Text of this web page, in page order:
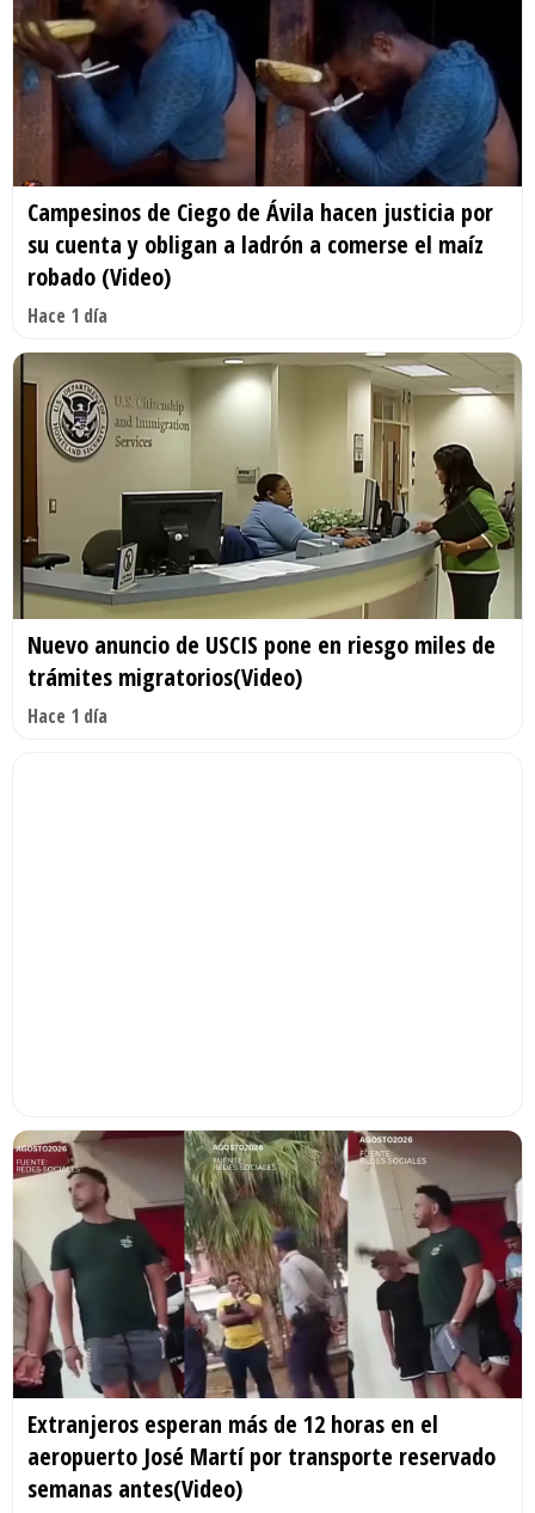
Campesinos de Ciego de Ávila hacen justicia por
su cuenta y obligan a ladrón a comerse el maíz
robado (Video)
Hace 1 día
Nuevo anuncio de USCIS pone en riesgo miles de
trámites migratorios(Video)
Hace 1 día
Extranjeros esperan más de 12 horas en el
aeropuerto José Martí por transporte reservado
semanas antes(Video)